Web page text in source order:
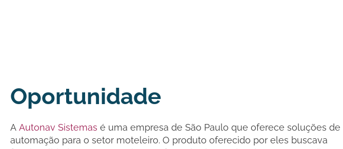
Oportunidade
A Autonav Sistemas é uma empresa de São Paulo que oferece soluções de
automação para o setor moteleiro. O produto oferecido por eles buscava